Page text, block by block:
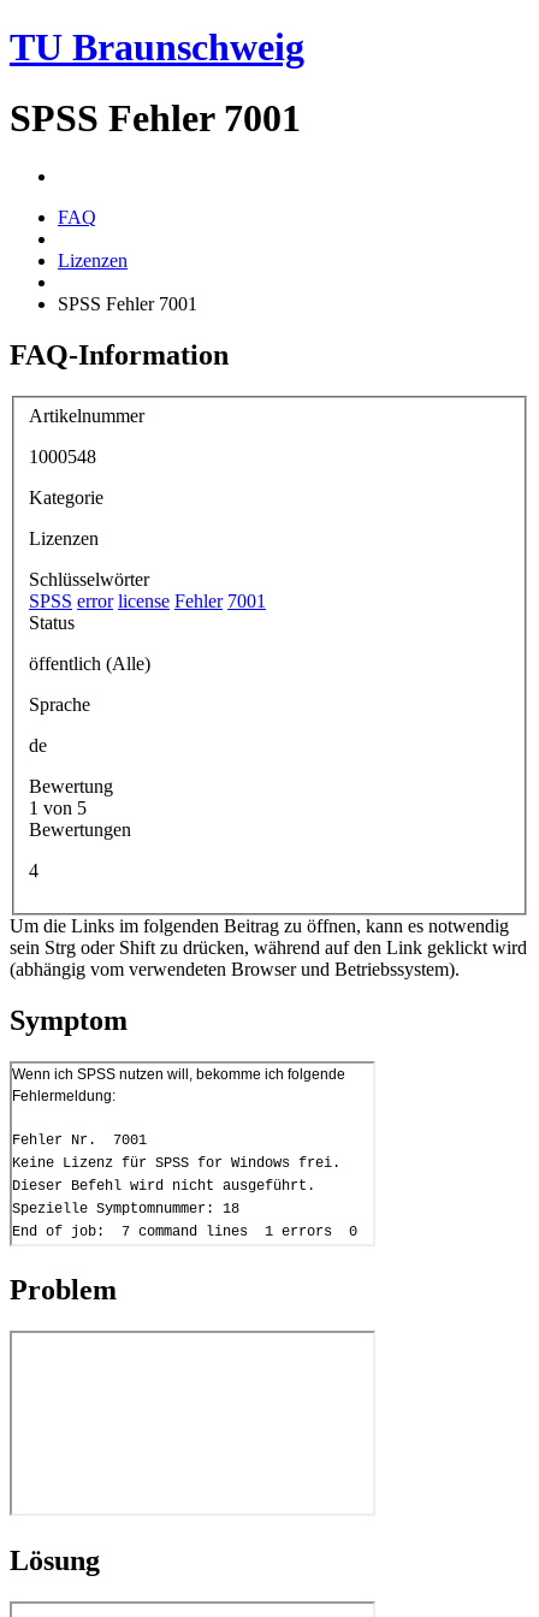
TU Braunschweig
SPSS Fehler 7001
FAQ
Lizenzen
SPSS Fehler 7001
FAQ-Information
Artikelnummer
1000548
Kategorie
Lizenzen
Schlüsselwörter
SPSS error license Fehler 7001
Status
öffentlich (Alle)
Sprache
de
Bewertung
1 von 5
Bewertungen
4
Um die Links im folgenden Beitrag zu öffnen, kann es notwendig
sein Strg oder Shift zu drücken, während auf den Link geklickt wird
(abhängig vom verwendeten Browser und Betriebssystem).
Symptom
Problem
Lösung